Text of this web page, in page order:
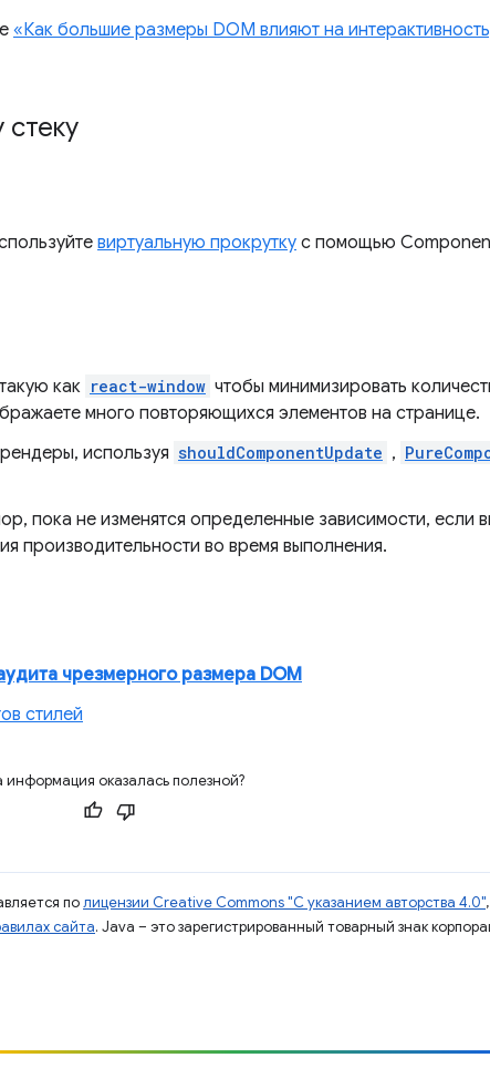
«Как большие размеры DOM влияют на
виртуальную прокрутку с помощью
​​как react-window чтобы минимизировать
много повторяющихся элементов на странице.
используя shouldComponentUpdate ,
пока не изменятся определенные зависимости, если
производительности во время выполнения.
чрезмерного размера DOM
стилей
информация оказалась полезной?
полицензии Creative Commons "С указанием авторства 4.0"
сайта. Java – это зарегистрированный товарный знак